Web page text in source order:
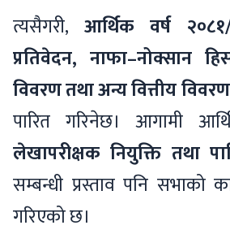
त्यसैगरी, आर्थिक वर्ष
प्रतिवेदन, नाफा–नोक्सान
विवरण तथा अन्य वित्तीय विवरण
पारित गरिनेछ। आगामी
लेखापरीक्षक नियुक्ति तथा
सम्बन्धी प्रस्ताव पनि सभाको
गरिएको छ।